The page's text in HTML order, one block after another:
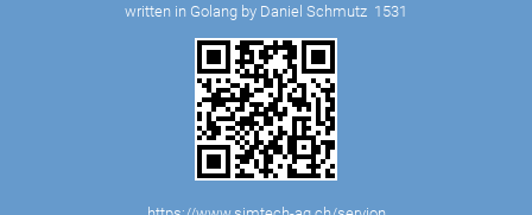
written in Golang by Daniel Schmutz 1531